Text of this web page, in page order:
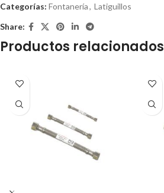
Categorías: Fontanería, Latiguillos
Share:
Productos relacionados